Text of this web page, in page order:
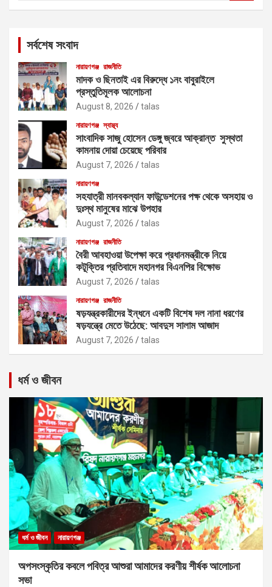
সর্বশেষ সংবাদ
নারায়ণগঞ্জ রাজনীতি
মাদক ও ছিনতাই এর বিরুদ্ধে ১নং বাবুরাইলে
প্রস্তুতিমূলক আলোচনা
August 8, 2026 talas
নারায়ণগঞ্জ স্বাস্থ্য
সাংবাদিক সাজু হোসেন ডেঙ্গু জ্বরে আক্রান্ত সুস্থতা
কামনায় দোয়া চেয়েছে পরিবার
August 7, 2026 talas
নারায়ণগঞ্জ
সহযাত্রী মানবকল্যান ফাউন্ডেশনের পক্ষ থেকে অসহায় ও
দুঃস্থ মানুষের মাঝে উপহার
August 7, 2026 talas
নারায়ণগঞ্জ রাজনীতি
বৈরী আবহাওয়া উপেক্ষা করে প্রধানমন্ত্রীকে নিয়ে
কটূক্তির প্রতিবাদে মহানগর বিএনপির বিক্ষোভ
August 7, 2026 talas
নারায়ণগঞ্জ রাজনীতি
ষড়যন্ত্রকারীদের ইন্ধনে একটি বিশেষ দল নানা ধরণের
ষড়যন্ত্রে মেতে উঠেছে: আবদুস সালাম আজাদ
August 7, 2026 talas
ধর্ম ও জীবন
ধর্ম ও জীবন নারায়ণগঞ্জ
অপসংস্কৃতির কবলে পবিত্র আশুরা আমাদের করণীয় শীর্ষক আলোচনা
সভা